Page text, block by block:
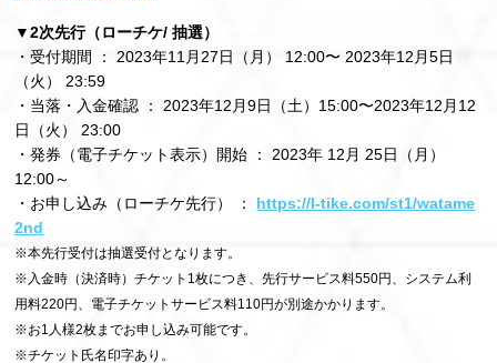
▼2次先行（ローチケ/ 抽選）
・受付期間 ： 2023年11月27日（月） 12:00〜 2023年12月5日
（火） 23:59
・当落・入金確認 ： 2023年12月9日（土）15:00〜2023年12月12
日（火） 23:00
・発券（電子チケット表示）開始 ： 2023年 12月 25日（月）
12:00～
・お申し込み（ローチケ先行） ： https://l-tike.com/st1/watame
2nd
※本先行受付は抽選受付となります。
※入金時（決済時）チケット1枚につき、先行サービス料550円、システム利
用料220円、電子チケットサービス料110円が別途かかります。
※お1人様2枚までお申し込み可能です。
※チケット氏名印字あり。